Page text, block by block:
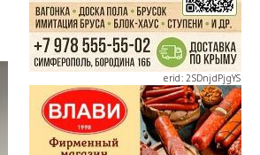
erid: 2SDnjdPjgYS
erid: 2SDnjdvhGXG